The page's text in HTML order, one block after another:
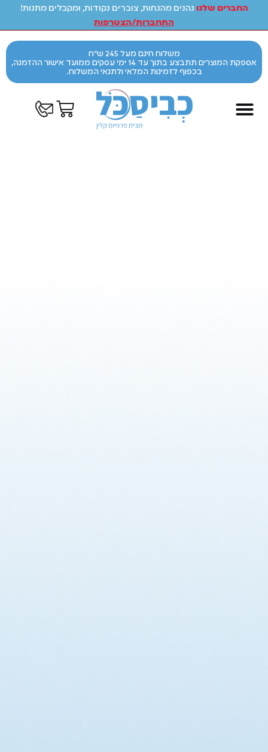
החברים שלנו נהנים מהנחות, צוברים נקודות, ומקבלים מתנות!
התחברות/הצטרפות
משלוח חינם מעל 245 ש"ח
אספקת המוצרים תתבצע בתוך עד 14 ימי עסקים ממועד אישור ההזמנה,
בכפוף לזמינות המלאי ולתנאי המשלוח.